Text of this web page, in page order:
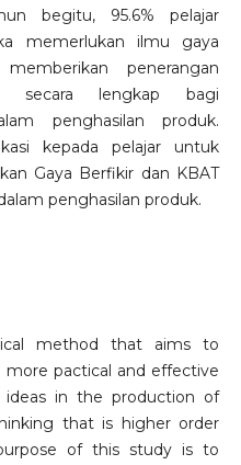
begitu, 95.6% pelajar
memerlukan ilmu gaya
penerangan
secara lengkap bagi
penghasilan produk.
kepada pelajar untuk
Gaya Berfikir dan KBAT
penghasilan produk.
method that aims to
pactical and effective
ideas in the production of
that is higher order
of this study is to